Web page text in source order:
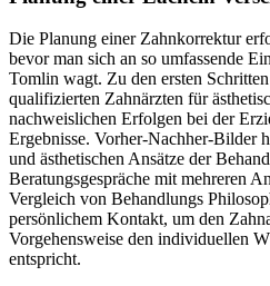
Die Planung einer Zahnkorrektur
bevor man sich an so umfassende
Tomlin wagt. Zu den ersten
qualifizierten Zahnärzten für
nachweislichen Erfolgen bei der
Ergebnisse. Vorher-Nachher-Bilder
und ästhetischen Ansätze der
Beratungsgespräche mit mehreren
Vergleich von Behandlungs
persönlichem Kontakt, um den
Vorgehensweise den individuellen
entspricht.